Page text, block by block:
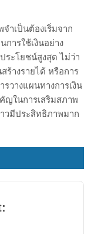
ำเป็นต้องเริ่มจาก
การใช้เงินอย่าง
ระโยชน์สูงสุด ไม่ว่า
ร้างรายได้ หรือการ
วางแผนทางการเงิน
ญในการเสริมสภาพ
วมีประสิทธิภาพมาก